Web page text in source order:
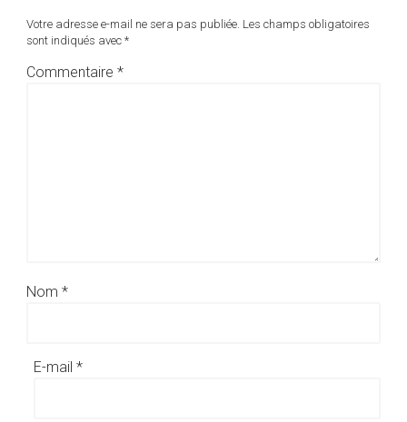
Votre adresse e-mail ne sera pas publiée. Les champs obligatoires
sont indiqués avec *
Commentaire *
Nom *
E-mail *